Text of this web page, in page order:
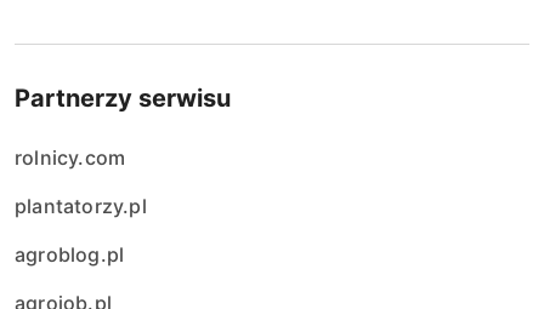
Partnerzy serwisu
rolnicy.com
plantatorzy.pl
agroblog.pl
agrojob.pl